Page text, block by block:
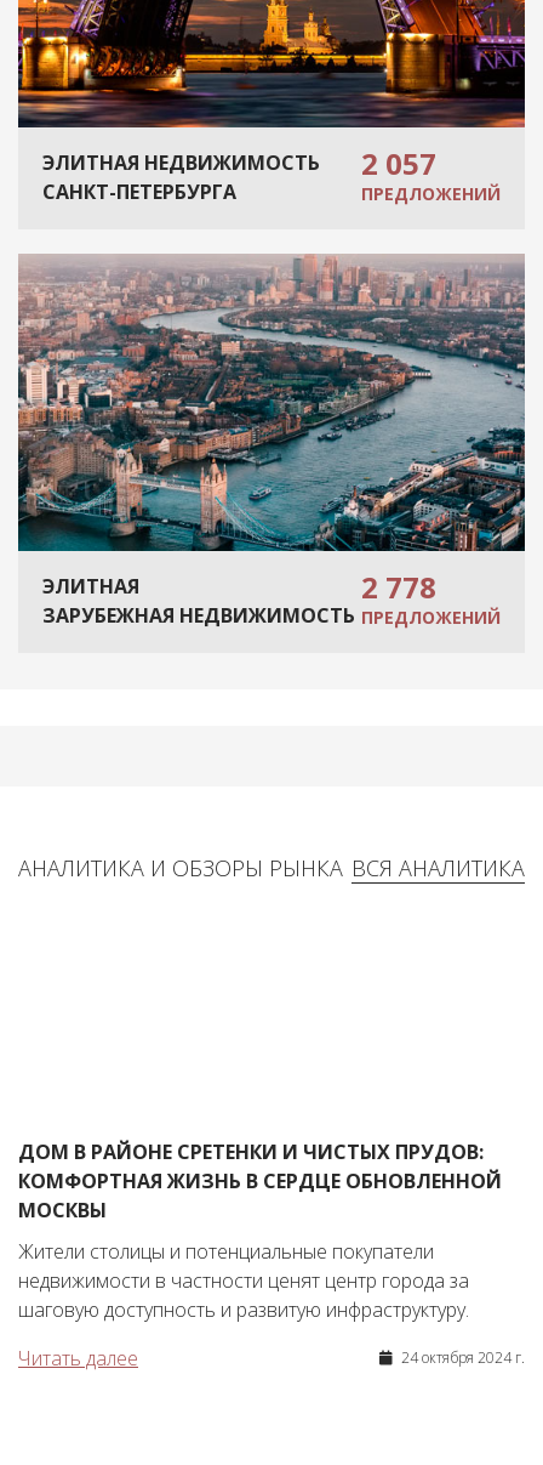
ЭЛИТНАЯ НЕДВИЖИМОСТЬ
САНКТ-ПЕТЕРБУРГА
2 057
ПРЕДЛОЖЕНИЙ
ЭЛИТНАЯ
ЗАРУБЕЖНАЯ НЕДВИЖИМОСТЬ
2 778
ПРЕДЛОЖЕНИЙ
ВСЯ АНАЛИТИКА
АНАЛИТИКА И ОБЗОРЫ РЫНКА
ДОМ В РАЙОНЕ СРЕТЕНКИ И ЧИСТЫХ ПРУДОВ:
КОМФОРТНАЯ ЖИЗНЬ В СЕРДЦЕ ОБНОВЛЕННОЙ
МОСКВЫ
Жители столицы и потенциальные покупатели
недвижимости в частности ценят центр города за
шаговую доступность и развитую инфраструктуру.
Читать далее
24 октября 2024 г.